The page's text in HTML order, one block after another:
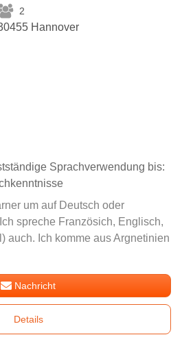
2
Hannover
Sprachverwendung bis:
um auf Deutsch oder
spreche Französich, Englisch,
auch. Ich komme aus Argnetinien
Nachricht
Details